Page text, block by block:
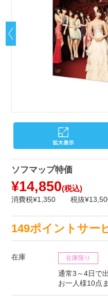
ソフマップ特価
¥14,850(税込)
消費税¥1,350 税抜
149ポイントサー
在庫 在庫限り
通常3～4日で
お一人様10点